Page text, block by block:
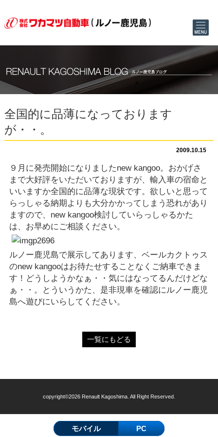
全国的に品薄になっております
が・・。
2009.10.15
９月に発売開始になりましたnew kangoo。おかげさ
まで大好評をいただいておりますが、 輸入車の宿命と
いいますか全国的に品薄な現状です。欲しいと思って
らっしゃる納期よりも大分かかってしまう恐れがあり
ますので、new kangoo検討していらっしゃるかた
は、お早めにご相談ください。
ルノー鹿児島で展示してあります、ベールカクトゥス
のnew kangooはお待たせすることなくご納車できま
す！どうしようかなぁ・・気にはなってるんだけどな
ぁ・・。とういうかた、是非現車を確認にルノー鹿児
島へ遊びにいらしてください。
一覧にもどる
copyright©2026 Renault Kagoshima. All Right Reserved.
モバイル PC